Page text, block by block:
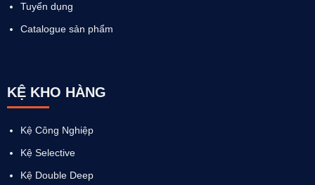
Tuyển dụng
Catalogue sản phẩm
KỆ KHO HÀNG
Kệ Công Nghiệp
Kệ Selective
Kệ Double Deep